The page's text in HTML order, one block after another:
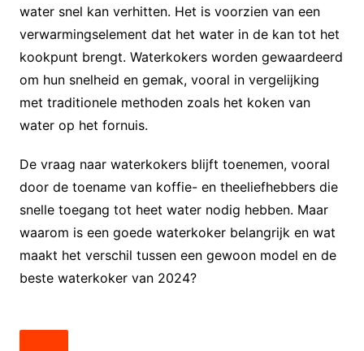
water snel kan verhitten. Het is voorzien van een
verwarmingselement dat het water in de kan tot het
kookpunt brengt. Waterkokers worden gewaardeerd
om hun snelheid en gemak, vooral in vergelijking
met traditionele methoden zoals het koken van
water op het fornuis.
De vraag naar waterkokers blijft toenemen, vooral
door de toename van koffie- en theeliefhebbers die
snelle toegang tot heet water nodig hebben. Maar
waarom is een goede waterkoker belangrijk en wat
maakt het verschil tussen een gewoon model en de
beste waterkoker van 2024?